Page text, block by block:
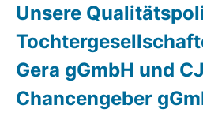
Unsere
Gera gGmbH und
Chancengeber